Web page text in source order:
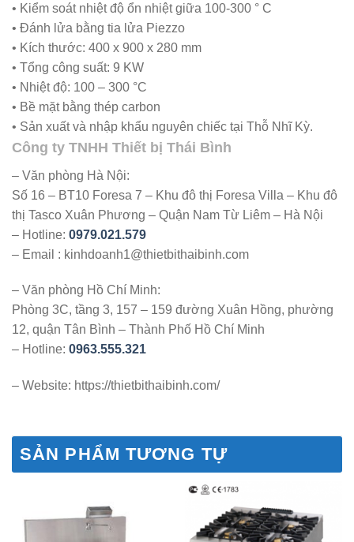
• Kiểm soát nhiệt độ ổn nhiệt giữa 100-300 ° C
• Đánh lửa bằng tia lửa Piezzo
• Kích thước: 400 x 900 x 280 mm
• Tổng công suất: 9 KW
• Nhiệt độ: 100 – 300 °C
• Bề mặt bằng thép carbon
• Sản xuất và nhập khẩu nguyên chiếc tại Thỗ Nhĩ Kỳ.
Công ty TNHH Thiết bị Thái Bình
– Văn phòng Hà Nội:
Số 16 – BT10 Foresa 7 – Khu đô thị Foresa Villa – Khu đô
thị Tasco Xuân Phương – Quận Nam Từ Liêm – Hà Nội
– Hotline: 0979.021.579
– Email : kinhdoanh1@thietbithaibinh.com
– Văn phòng Hồ Chí Minh:
Phòng 3C, tầng 3, 157 – 159 đường Xuân Hồng, phường
12, quận Tân Bình – Thành Phố Hồ Chí Minh
– Hotline: 0963.555.321
– Website: https://thietbithaibinh.com/
SẢN PHẨM TƯƠNG TỰ